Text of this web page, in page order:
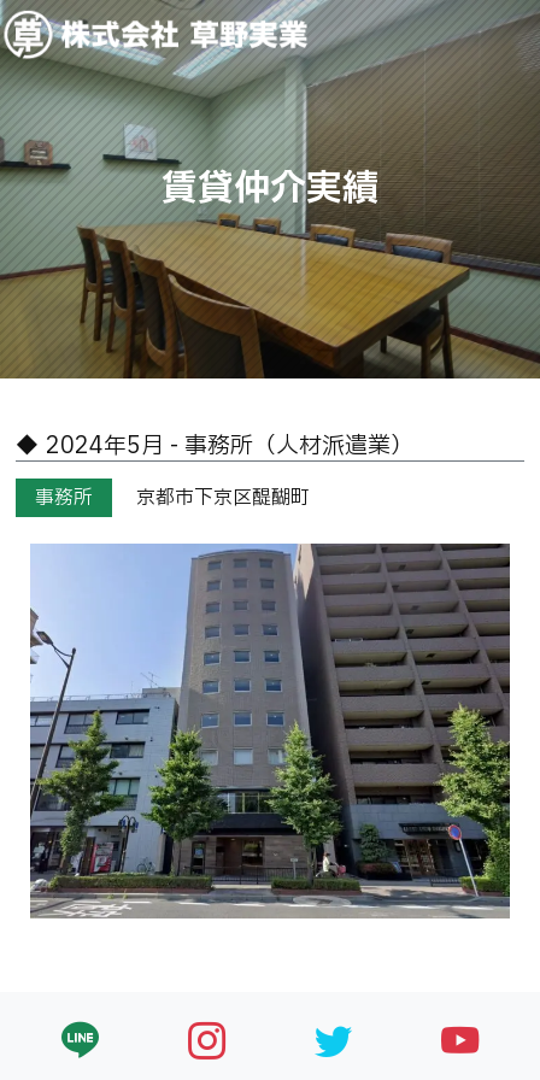
賃貸仲介実績
2024年5月 - 事務所（人材派遣業）
事務所 京都市下京区醍醐町